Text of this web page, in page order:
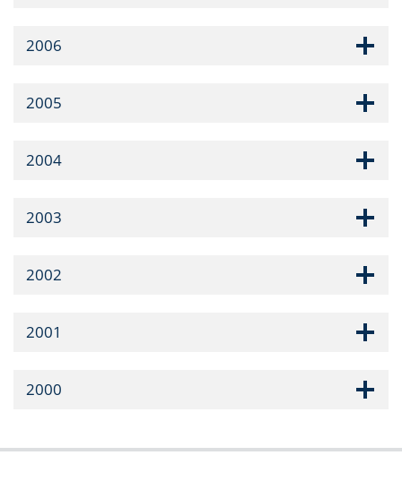
2006
2005
2004
2003
2002
2001
2000